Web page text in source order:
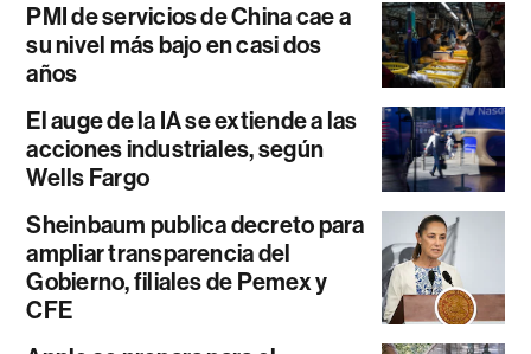
PMI de servicios de China cae a
su nivel más bajo en casi dos
años
El auge de la IA se extiende a las
acciones industriales, según
Wells Fargo
Sheinbaum publica decreto para
ampliar transparencia del
Gobierno, filiales de Pemex y
CFE